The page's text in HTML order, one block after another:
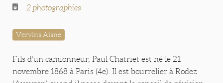
2 photographies
Vervins Aisne
Fils d’un camionneur, Paul Chatriet est né le 21
novembre 1868 à Paris (4e). Il est bourrelier à Rodez